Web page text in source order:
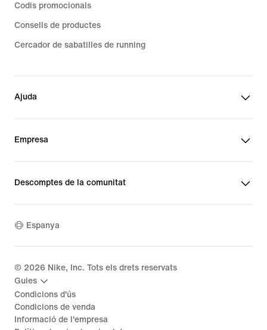
Codis promocionals
Consells de productes
Cercador de sabatilles de running
Ajuda
Empresa
Descomptes de la comunitat
Espanya
© 2026 Nike, Inc. Tots els drets reservats
Guies
Condicions d'ús
Condicions de venda
Informació de l'empresa